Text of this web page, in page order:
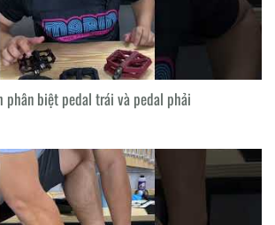
phân biệt pedal trái và pedal phải